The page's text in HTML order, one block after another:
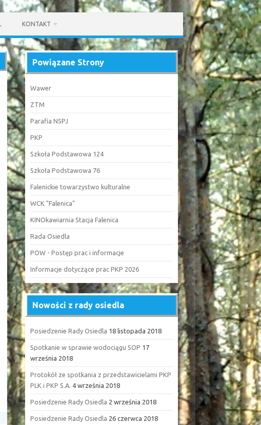
KONTAKT
Powiązane Strony
Wawer
ZTM
Parafia NSPJ
PKP
Szkoła Podstawowa 124
Szkoła Podstawowa 76
Falenickie towarzystwo kulturalne
WCK "Falenica"
KINOkawiarnia Stacja Falenica
Rada Osiedla
POW - Postęp prac i informacje
Informacje dotyczące prac PKP 2026
Nowości z rady osiedla
Posiedzenie Rady Osiedla 18 listopada 2018
Spotkanie w sprawie wodociągu SOP 17
września 2018
Protokół ze spotkania z przedstawicielami PKP
PLK i PKP S.A. 4 września 2018
Posiedzenie Rady Osiedla 2 września 2018
Posiedzenie Rady Osiedla 26 czerwca 2018